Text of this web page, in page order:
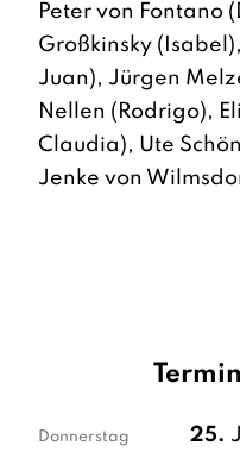
Peter von Fontano
Großkinsky
Juan), Jürgen
Nellen (Rodrigo),
Claudia), Ute
Jenke von
Donnerstag
25.